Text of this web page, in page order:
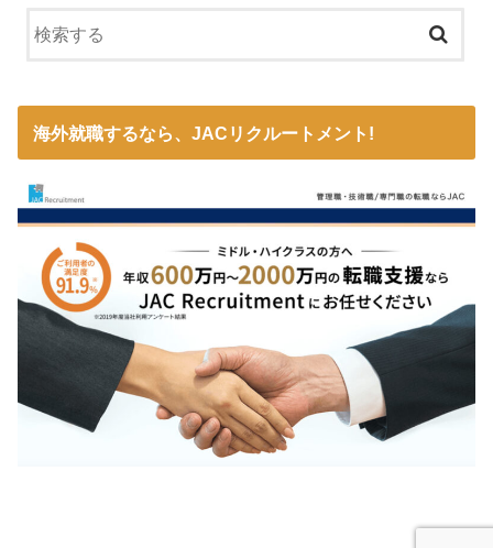
海外就職するなら、JACリクルートメント!